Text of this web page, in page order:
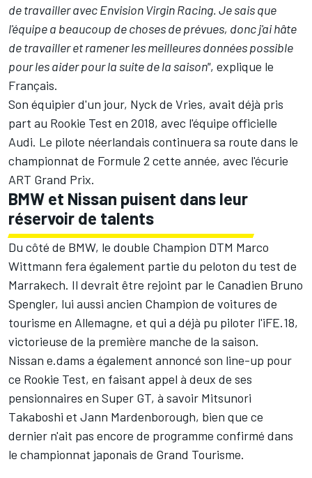
de travailler avec Envision Virgin Racing. Je sais que
l'équipe a beaucoup de choses de prévues, donc j'ai hâte
de travailler et ramener les meilleures données possible
pour les aider pour la suite de la saison", explique le
Français.
Son équipier d'un jour, Nyck de Vries, avait déjà pris
part au Rookie Test en 2018, avec l'équipe officielle
Audi. Le pilote néerlandais continuera sa route dans le
championnat de Formule 2 cette année, avec l'écurie
ART Grand Prix.
BMW et Nissan puisent dans leur
réservoir de talents
Du côté de BMW, le double Champion DTM Marco
Wittmann fera également partie du peloton du test de
Marrakech. Il devrait être rejoint par le Canadien Bruno
Spengler, lui aussi ancien Champion de voitures de
tourisme en Allemagne, et qui a déjà pu piloter l'iFE.18,
victorieuse de la première manche de la saison.
Nissan e.dams a également annoncé son line-up pour
ce Rookie Test, en faisant appel à deux de ses
pensionnaires en Super GT, à savoir Mitsunori
Takaboshi et Jann Mardenborough, bien que ce
dernier n'ait pas encore de programme confirmé dans
le championnat japonais de Grand Tourisme.